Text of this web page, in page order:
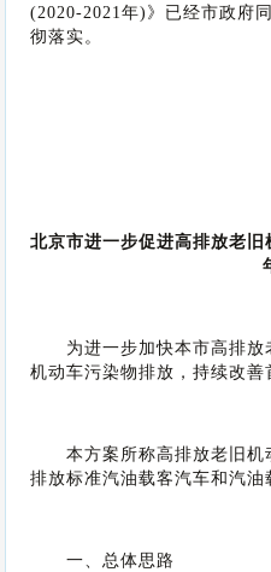
(2020-2021年)》已经市政府
彻落实。
北京市进一步促进高排放老
为进一步加快本市高排放
机动车污染物排放，持续改善
本方案所称高排放老旧机
排放标准汽油载客汽车和汽油
一、总体思路